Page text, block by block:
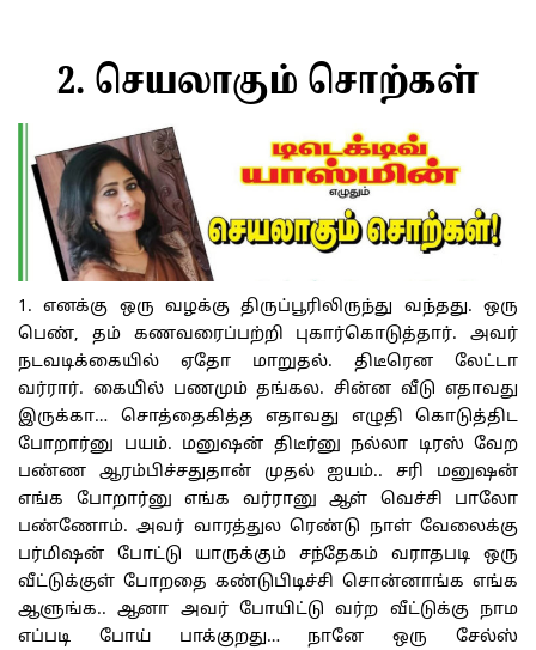
2. செயலாகும் சொற்கள்
1. எனக்கு ஒரு வழக்கு திருப்பூரிலிருந்து வந்தது. ஒரு
பெண், தம் கணவரைப்பற்றி புகார்கொடுத்தார். அவர்
நடவடிக்கையில் ஏதோ மாறுதல். திடீரென லேட்டா
வர்ரார். கையில் பணமும் தங்கல. சின்ன வீடு எதாவது
இருக்கா… சொத்தைகித்த எதாவது எழுதி கொடுத்திட
போறார்னு பயம். மனுஷன் திடீர்னு நல்லா டிரஸ் வேற
பண்ண ஆரம்பிச்சதுதான் முதல் ஐயம்.. சரி மனுஷன்
எங்க போறார்னு எங்க வர்ரானு ஆள் வெச்சி பாலோ
பண்ணோம். அவர் வாரத்துல ரெண்டு நாள் வேலைக்கு
பர்மிஷன் போட்டு யாருக்கும் சந்தேகம் வராதபடி ஒரு
வீட்டுக்குள் போறதை கண்டுபிடிச்சி சொன்னாங்க எங்க
ஆளுங்க.. ஆனா அவர் போயிட்டு வர்ற வீட்டுக்கு நாம
எப்படி போய் பாக்குறது… நானே ஒரு சேல்ஸ்